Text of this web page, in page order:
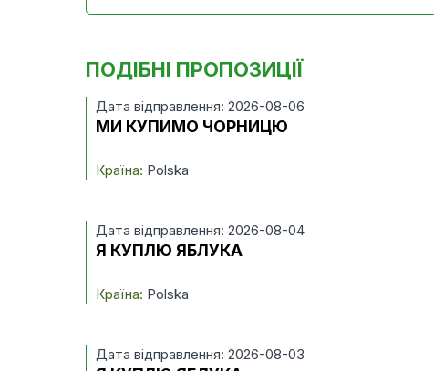
ПОДІБНІ ПРОПОЗИЦІЇ
Дата відправлення: 2026-08-06
МИ КУПИМО ЧОРНИЦЮ
Країна: Polska
Дата відправлення: 2026-08-04
Я КУПЛЮ ЯБЛУКА
Країна: Polska
Дата відправлення: 2026-08-03